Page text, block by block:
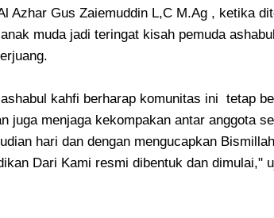
Azhar Gus Zaiemuddin L,C M.Ag , ketika
muda jadi teringat kisah pemuda
kahfi berharap komunitas ini tetap
juga menjaga kekompakan antar anggota
hari dan dengan mengucapkan
Dari Kami resmi dibentuk dan dimulai,"